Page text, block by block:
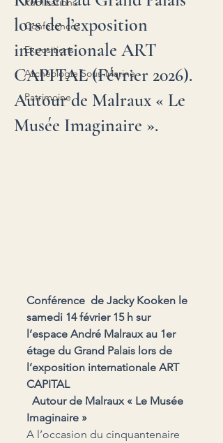
Conférences
Expositions
Archéologie Sous-Marine
Patrimoine
lors de l’exposition
internationale ART
CAPITAL (Février 2026).
Autour de Malraux « Le
Musée Imaginaire ».
Conférence  de Jacky Kooken le
samedi 14 février 15 h sur
l’espace André Malraux au 1er
étage du Grand Palais lors de
l’exposition internationale ART
CAPITAL
Autour de Malraux « Le Musée
Imaginaire »
A l’occasion du cinquantenaire